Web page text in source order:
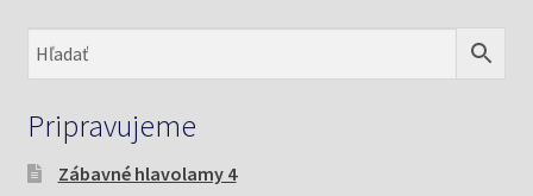
Pripravujeme
Zábavné hlavolamy 4